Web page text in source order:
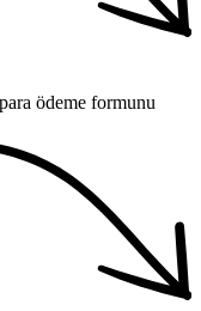
ödeme formunu